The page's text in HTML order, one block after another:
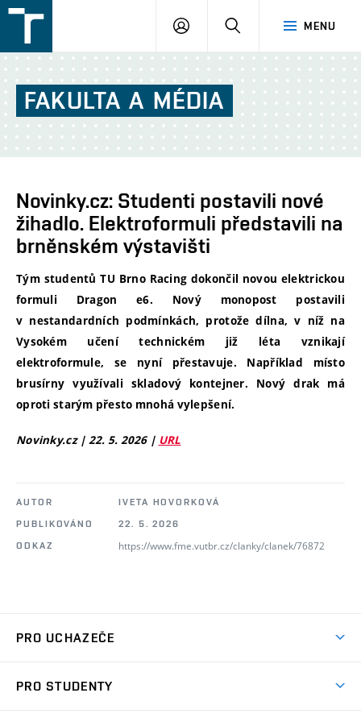
v
Brně
MENU
PŘIHLÁŠENÍ
FAKULTA A MÉDIA
Novinky.cz: Studenti postavili nové
žihadlo. Elektroformuli představili na
brněnském výstavišti
Tým studentů TU Brno Racing dokončil novou elektrickou
formuli Dragon e6. Nový monopost postavili
v nestandardních podmínkách, protože dílna, v níž na
Vysokém učení technickém již léta vznikají
elektroformule, se nyní přestavuje. Například místo
brusírny využívali skladový kontejner. Nový drak má
oproti starým přesto mnohá vylepšení.
Novinky.cz | 22. 5. 2026 | URL
AUTOR
IVETA HOVORKOVÁ
PUBLIKOVÁNO
22. 5. 2026
ODKAZ
https://www.fme.vutbr.cz/clanky/clanek/76872
PRO UCHAZEČE
PRO STUDENTY